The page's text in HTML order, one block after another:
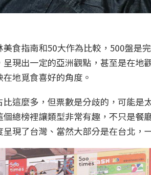
食指南和50大作為比較，500盤是
現出一定的亞洲觀點，甚至是在地
地覓食喜好的角度。
這麼多，但票數是分歧的，可能是
總榜裡讓類型非常有趣，不只是餐
現了台灣、當然大部分是在台北，